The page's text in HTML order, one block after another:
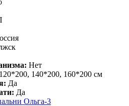
Нет
120*200, 140*200, 160*200 см
Да
Да
Ольга-3